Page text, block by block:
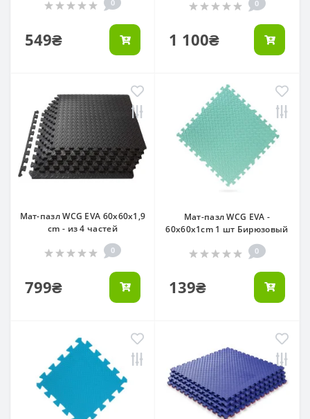
0
549₴
0
1 100₴
Мат-пазл WCG EVA 60х60х1,9
cm - из 4 частей
0
799₴
Мат-пазл WCG EVA -
60х60х1cm 1 шт Бирюзовый
0
139₴